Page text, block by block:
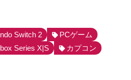
Switch 2
PCゲーム
Series X|S
カプコン